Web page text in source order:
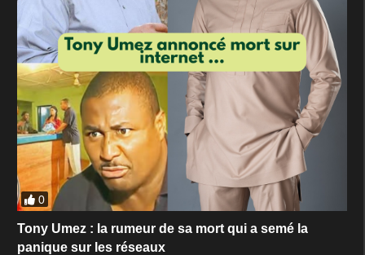
0
Tony Umez : la rumeur de sa mort qui a semé la
panique sur les réseaux